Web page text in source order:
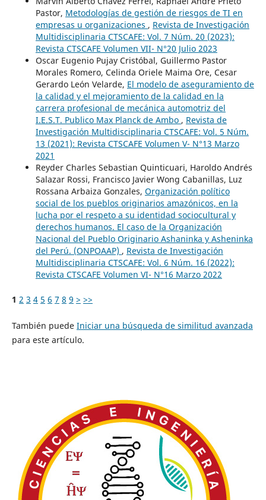
Pastor, Metodologías de gestión de riesgos de TI en
empresas u organizaciones , Revista de Investigación
Multidisciplinaria CTSCAFE: Vol. 7 Núm. 20 (2023):
Revista CTSCAFE Volumen VII- N°20 Julio 2023
Oscar Eugenio Pujay Cristóbal, Guillermo Pastor
Morales Romero, Celinda Oriele Maima Ore, Cesar
Gerardo León Velarde, El modelo de aseguramiento de
la calidad y el mejoramiento de la calidad en la
carrera profesional de mecánica automotriz del
I.E.S.T. Publico Max Planck de Ambo , Revista de
Investigación Multidisciplinaria CTSCAFE: Vol. 5 Núm.
13 (2021): Revista CTSCAFE Volumen V- N°13 Marzo
2021
Reyder Charles Sebastian Quinticuari, Haroldo Andrés
Salazar Rossi, Francisco Javier Wong Cabanillas, Luz
Rossana Arbaiza Gonzales, Organización político
social de los pueblos originarios amazónicos, en la
lucha por el respeto a su identidad sociocultural y
derechos humanos. El caso de la Organización
Nacional del Pueblo Originario Ashaninka y Asheninka
del Perú. (ONPOAAP) , Revista de Investigación
Multidisciplinaria CTSCAFE: Vol. 6 Núm. 16 (2022):
Revista CTSCAFE Volumen VI- N°16 Marzo 2022
1 2 3 4 5 6 7 8 9 > >>
También puede Iniciar una búsqueda de similitud avanzada
para este artículo.